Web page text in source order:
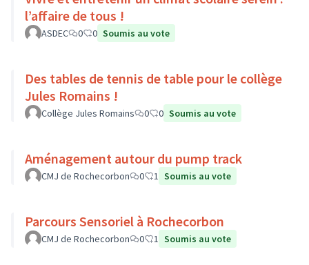
l’affaire de tous !
ASDEC 0 0 Soumis au vote
Des tables de tennis de table pour le collège
Jules Romains !
Collège Jules Romains 0 0 Soumis au vote
Aménagement autour du pump track
CMJ de Rochecorbon 0 1 Soumis au vote
Parcours Sensoriel à Rochecorbon
CMJ de Rochecorbon 0 1 Soumis au vote